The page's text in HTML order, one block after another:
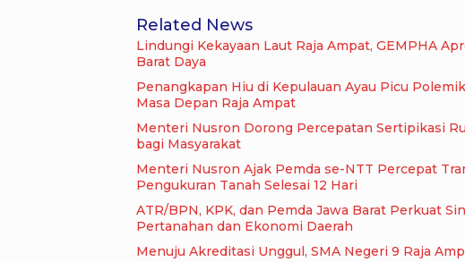
Related News
Lindungi Kekayaan Laut Raja Ampat, GEMPHA
Barat Daya
Penangkapan Hiu di Kepulauan Ayau Picu
Masa Depan Raja Ampat
Menteri Nusron Dorong Percepatan Sertipikasi
bagi Masyarakat
Menteri Nusron Ajak Pemda se-NTT Percepat
Pengukuran Tanah Selesai 12 Hari
ATR/BPN, KPK, dan Pemda Jawa Barat Perkuat
Pertanahan dan Ekonomi Daerah
Menuju Akreditasi